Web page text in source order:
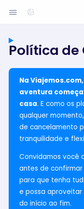
Política
Na
aventura
casa. E como os
qualquer
de cancelamento
tranquilidade e
Convidamos você
antes de confirmar
para que tenha
e possa aproveitar
do início ao fim.